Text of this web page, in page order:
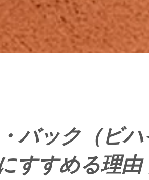
バック（ビ
すすめる理由